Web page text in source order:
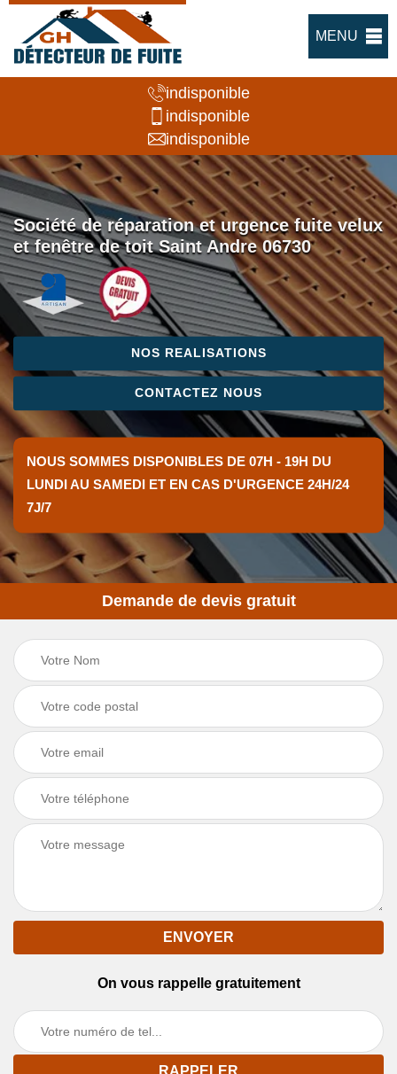
MENU
indisponible
indisponible
indisponible
Société de réparation et urgence fuite velux
et fenêtre de toit Saint Andre 06730
NOS REALISATIONS
CONTACTEZ NOUS
NOUS SOMMES DISPONIBLES DE 07H - 19H DU
LUNDI AU SAMEDI ET EN CAS D'URGENCE 24H/24
7J/7
Demande de devis gratuit
On vous rappelle gratuitement